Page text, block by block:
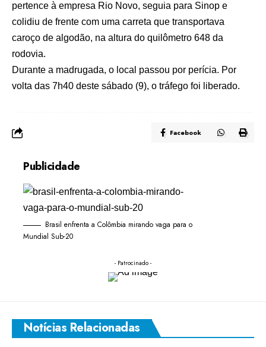
pertence à empresa Rio Novo, seguia para Sinop e
colidiu de frente com uma carreta que transportava
caroço de algodão, na altura do quilômetro 648 da
rodovia.
Durante a madrugada, o local passou por perícia. Por
volta das 7h40 deste sábado (9), o tráfego foi liberado.
Facebook
Publicidade
Brasil enfrenta a Colômbia mirando vaga para o
Mundial Sub-20
- Patrocinado -
Notícias Relacionadas